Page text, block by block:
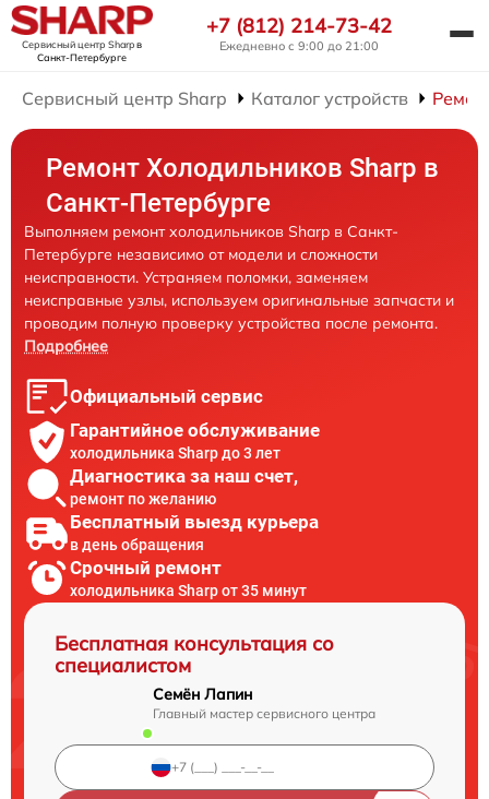
Сервисный центр Sharpв
Санкт-Петербурге
+7 (812) 214-73-42
Ежедневно с 9:00 до 21:00
Сервисный центр Sharp Каталог устройств
Ремонт Холодильников Sharp в
Санкт-Петербурге
Выполняем ремонт холодильников Sharp в Санкт-
Петербурге независимо от модели и сложности
неисправности. Устраняем поломки, заменяем
неисправные узлы, используем оригинальные запчасти и
проводим полную проверку устройства после ремонта.
Подробнее
Официальный сервис
Гарантийное обслуживание
холодильника Sharp до 3 лет
Диагностика за наш счет,
ремонт по желанию
Бесплатный выезд курьера
в день обращения
Срочный ремонт
холодильника Sharp от 35 минут
Бесплатная консультация со
специалистом
Семён Лапин
Главный мастер сервисного центра